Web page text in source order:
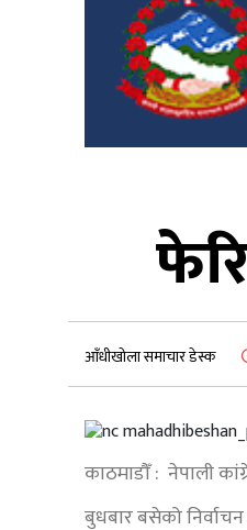
आँधीखोला समाचार डेस्क
काठमाडौँ : नेपाली
बुधबार बसेको